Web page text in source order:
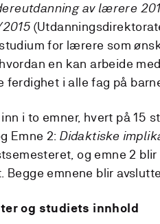
av lærere
for lærere som
en kan arbeide
ferdighet i alle fag på
i to emner, hvert på 15
Emne 2:Didaktiske
og emne 2
Begge emnene blir
og studiets innhold